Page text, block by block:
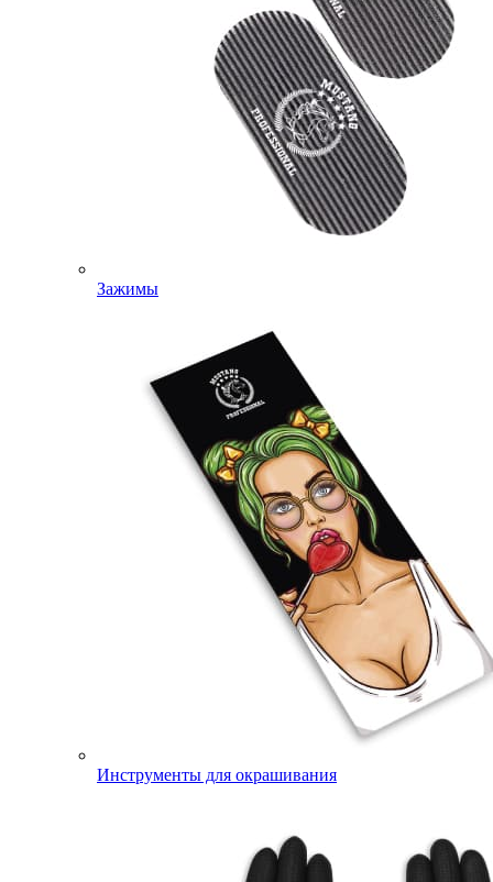
Зажимы
Инструменты для окрашивания